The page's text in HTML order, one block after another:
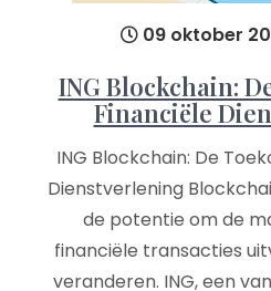
09 oktober
ING Blockchain:
Financiële
ING Blockchain: De
Dienstverlening
de potentie om de
financiële transacties
veranderen. ING, een